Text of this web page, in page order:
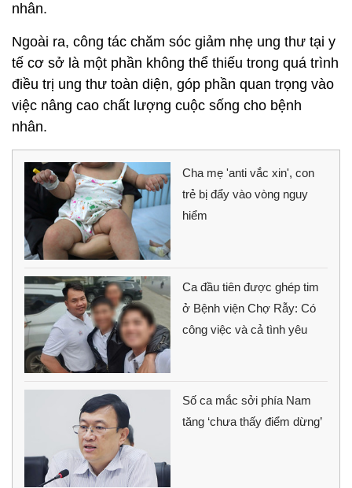
nhân.
Ngoài ra, công tác chăm sóc giảm nhẹ ung thư tại y
tế cơ sở là một phần không thể thiếu trong quá trình
điều trị ung thư toàn diện, góp phần quan trọng vào
việc nâng cao chất lượng cuộc sống cho bệnh
nhân.
Cha mẹ 'anti vắc xin', con
trẻ bị đẩy vào vòng nguy
hiểm
Ca đầu tiên được ghép tim
ở Bệnh viện Chợ Rẫy: Có
công việc và cả tình yêu
Số ca mắc sởi phía Nam
tăng ‘chưa thấy điểm dừng’